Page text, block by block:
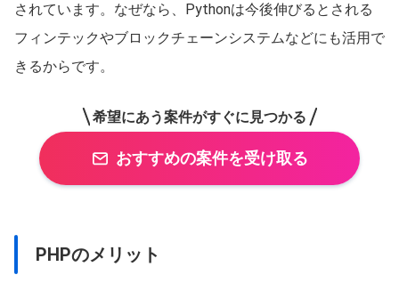
されています。なぜなら、Pythonは今後伸びるとされる
フィンテックやブロックチェーンシステムなどにも活用で
きるからです。
希望にあう案件がすぐに見つかる
おすすめの案件を受け取る
PHPのメリット